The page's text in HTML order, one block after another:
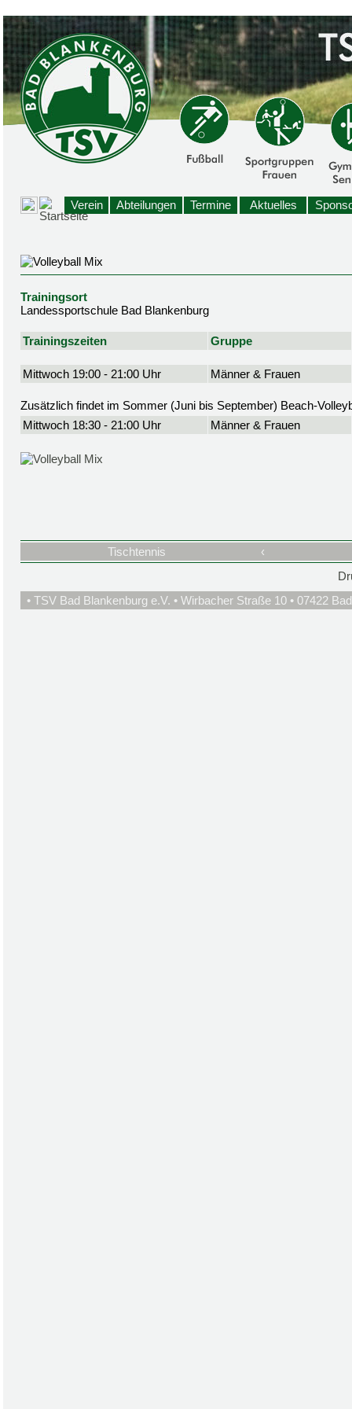
Verein Abteilungen Termine Aktuelles
Trainingsort
Landessportschule Bad Blankenburg
Trainingszeiten Gruppe
Mittwoch 19:00 - 21:00 Uhr Männer & Frauen
Zusätzlich findet im Sommer (Juni bis September) Beach-
Mittwoch 18:30 - 21:00 Uhr
Männer & Frauen
Tischtennis
‹
• TSV Bad Blankenburg e.V. • Wirbacher Straße 10 • 07422